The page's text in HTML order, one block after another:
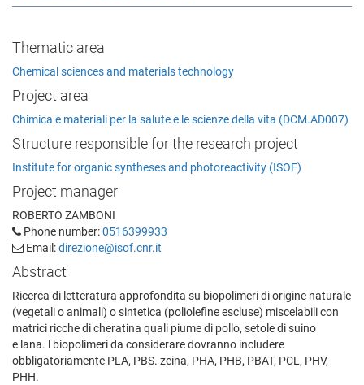
Thematic area
Chemical sciences and materials technology
Project area
Chimica e materiali per la salute e le scienze della vita (DCM.AD007)
Structure responsible for the research project
Institute for organic syntheses and photoreactivity (ISOF)
Project manager
ROBERTO ZAMBONI
Phone number:0516399933
Email:direzione@isof.cnr.it
Abstract
Ricerca di letteratura approfondita su biopolimeri di origine naturale
(vegetali o animali) o sintetica (poliolefine escluse) miscelabili con
matrici ricche di cheratina quali piume di pollo, setole di suino
e lana. l biopolimeri da considerare dovranno includere
obbligatoriamente PLA, PBS. zeina, PHA, PHB, PBAT, PCL, PHV,
PHH.